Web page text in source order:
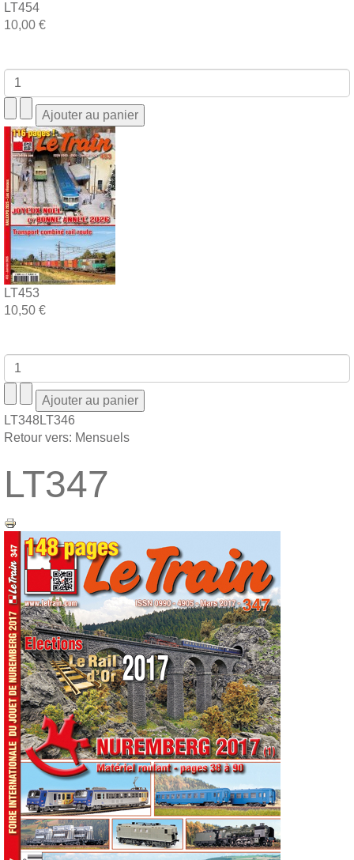
LT454
10,00 €
LT453
10,50 €
LT348LT346
Retour vers: Mensuels
LT347